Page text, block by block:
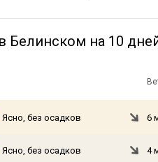
Белинском на 10
Ясно, без осадков 6
Ясно, без осадков 4